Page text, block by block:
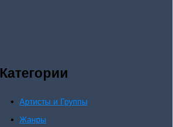
Категории
Артисты и Группы
Жанры